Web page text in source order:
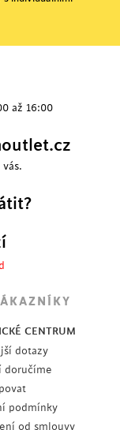
až 16:00
CENTRUM
dotazy
doručíme
podmínky
od smlouvy